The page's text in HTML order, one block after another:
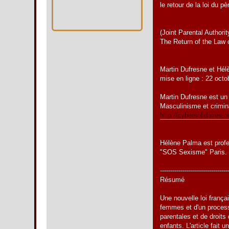
le retour de la loi du
(Joint Parental
The Return of the Law
Martin Dufresne et
mise en ligne : 22
Martin Dufresne est
Masculinisme et
http://
Hélène Palma est
"SOS Sexisme" Paris.
Résumé
Une nouvelle loi
femmes et d'un
parentales et de
enfants. L'article fait